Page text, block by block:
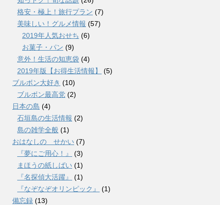
格安・極上！旅行プラン (7)
美味しい！グルメ情報 (57)
2019年人気おせち (6)
お菓子・パン (9)
意外！生活の知恵袋 (4)
2019年版【お得生活情報】
(5)
ブルボン大好き (10)
ブルボン最高党 (2)
日本の島 (4)
石垣島の生活情報 (2)
島の雑学全般 (1)
おはなしの せかい (7)
『夢にご用心！』
(3)
まほうの紙しばい (1)
『名探偵大活躍』
(1)
『なぞなぞオリンピック』
(1)
備忘録 (13)